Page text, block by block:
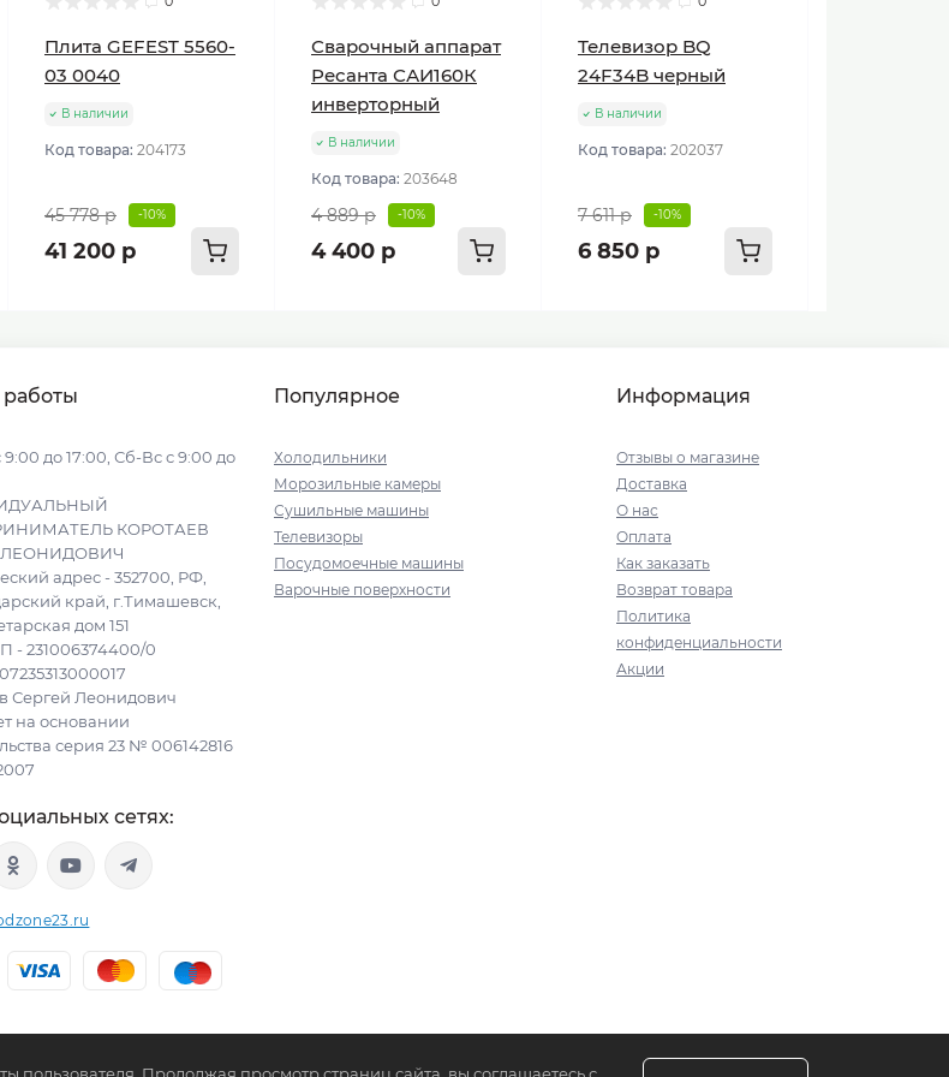
Плита GEFEST 5560-
03 0040
В наличии
Код товара: 204173
45 778 р -10%
41 200 р
Сварочный аппарат
Ресанта САИ160К
инверторный
В наличии
Код товара: 203648
4 889 р -10%
4 400 р
Телевизор BQ
24F34B черный
В наличии
Код товара: 202037
7 611 р -10%
6 850 р
до 17:00, Сб-Вс с 9:00 до
КОРОТАЕВ
ЛЕОНИДОВИЧ
адрес - 352700, РФ,
край, г.Тимашевск,
дом 151
- 231006374400/0
Сергей Леонидович
на основании
серия 23 № 006142816
сетях:
Популярное
Холодильники
Морозильные камеры
Сушильные машины
Телевизоры
Посудомоечные машины
Варочные поверхности
Информация
Отзывы о магазине
Доставка
О нас
Оплата
Как заказать
Возврат товара
Политика
конфиденциальности
Акции